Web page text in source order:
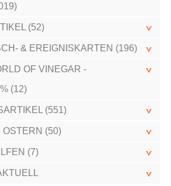
(52)
& EREIGNISKARTEN (196)
OF VINEGAR -
(12)
(551)
OSTERN (50)
(7)